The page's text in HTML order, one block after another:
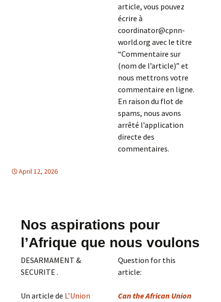
article, vous pouvez
écrire à
coordinator@cpnn-
world.org avec le titre
“Commentaire sur
(nom de l’article)” et
nous mettrons votre
commentaire en ligne.
En raison du flot de
spams, nous avons
arrêté l’application
directe des
commentaires.
April 12, 2026
Nos aspirations pour
l’Afrique que nous voulons
DESARMAMENT &
SECURITE .
Un article de L’Union
Question for this
article:
Can the African Union